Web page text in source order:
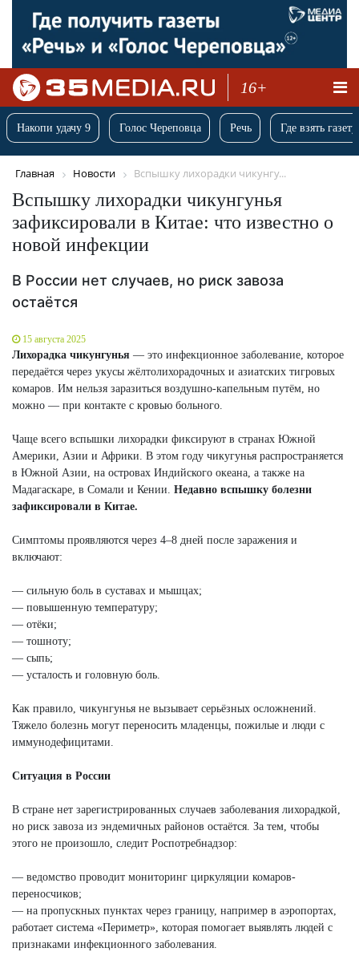
16+
Накопи удачу 9 Голос Череповца Речь Где взять
Главная Новости Вспышку лихорадки чикунгу...
Вспышку лихорадки чикунгунья
зафиксировали в Китае: что известно о
новой инфекции
В России нет случаев, но риск завоза
остаётся
15 августа 2025
Лихорадка чикунгунья — это инфекционное заболевание, которое
передаётся через укусы жёлтолихорадочных и азиатских тигровых
комаров. Им нельзя заразиться воздушно-капельным путём, но
можно — при контакте с кровью больного.
Чаще всего вспышки лихорадки фиксируют в странах Южной
Америки, Азии и Африки. В этом году чикугунья распространяется
в Южной Азии, на островах Индийского океана, а также на
Мадагаскаре, в Сомали и Кении. Недавно вспышку болезни
зафиксировали в Китае.
Симптомы проявляются через 4–8 дней после заражения и
включают:
— сильную боль в суставах и мышцах;
— повышенную температуру;
— отёки;
— тошноту;
— сыпь;
— усталость и головную боль.
Как правило, чикунгунья не вызывает серьёзных осложнений.
Тяжело болезнь могут переносить младенцы, пожилые и люди с
иммунодефицитами.
Ситуация в России
В стране нет зарегистрированных случаев заболевания лихорадкой,
но риск завоза из эндемичных районов остаётся. За тем, чтобы
этого не произошло, следит Роспотребнадзор:
— ведомство проводит мониторинг циркуляции комаров-
переносчиков;
— на пропускных пунктах через границу, например в аэропортах,
работает система «Периметр», которая помогает выявлять людей с
признаками инфекционного заболевания.